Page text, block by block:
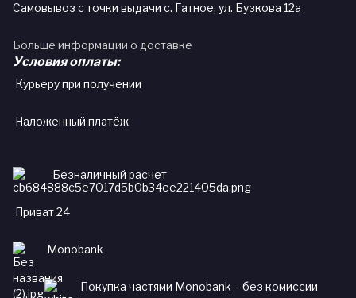
Самовывоз с точки выдачи с. Гатное, ул. Бузкова 12а
Больше информации о доставке
Условия оплаты:
Курьеру при получении
Наложенный платёж
Безналичный расчет
Приват 24
Monobank
Покупка частями Monobank – без комиссии